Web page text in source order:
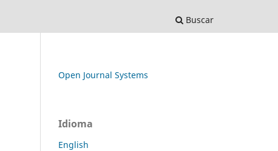
Buscar
Open Journal Systems
Idioma
English